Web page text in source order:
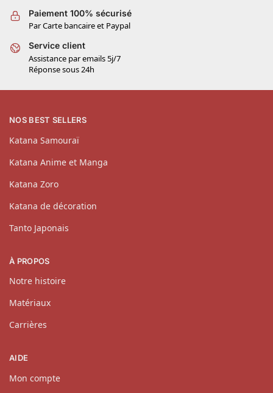
Paiement 100% sécurisé
Par Carte bancaire et Paypal
Service client
Assistance par emails 5j/7
Réponse sous 24h
NOS BEST SELLERS
Katana Samouraï
Katana Anime et Manga
Katana Zoro
Katana de décoration
Tanto Japonais
À PROPOS
Notre histoire
Matériaux
Carrières
AIDE
Mon compte